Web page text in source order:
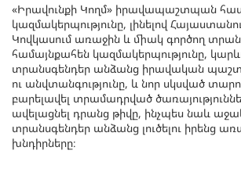
«Իրավունքի Կողմ» իրավապաշտպան
կազմակերպությունը, լինելով
Կովկասում առաջին և միակ գործող
համայնքահեն կազմակերպությունը,
տրանսգենդեր անձանց իրավական
ու անվտանգությունը, և նոր սկսված
բարելավել տրամադրված
ավելացնել դրանց թիվը, ինչպես նաև
տրանսգենդեր անձանց լուծելու իրենց
խնդիրները։